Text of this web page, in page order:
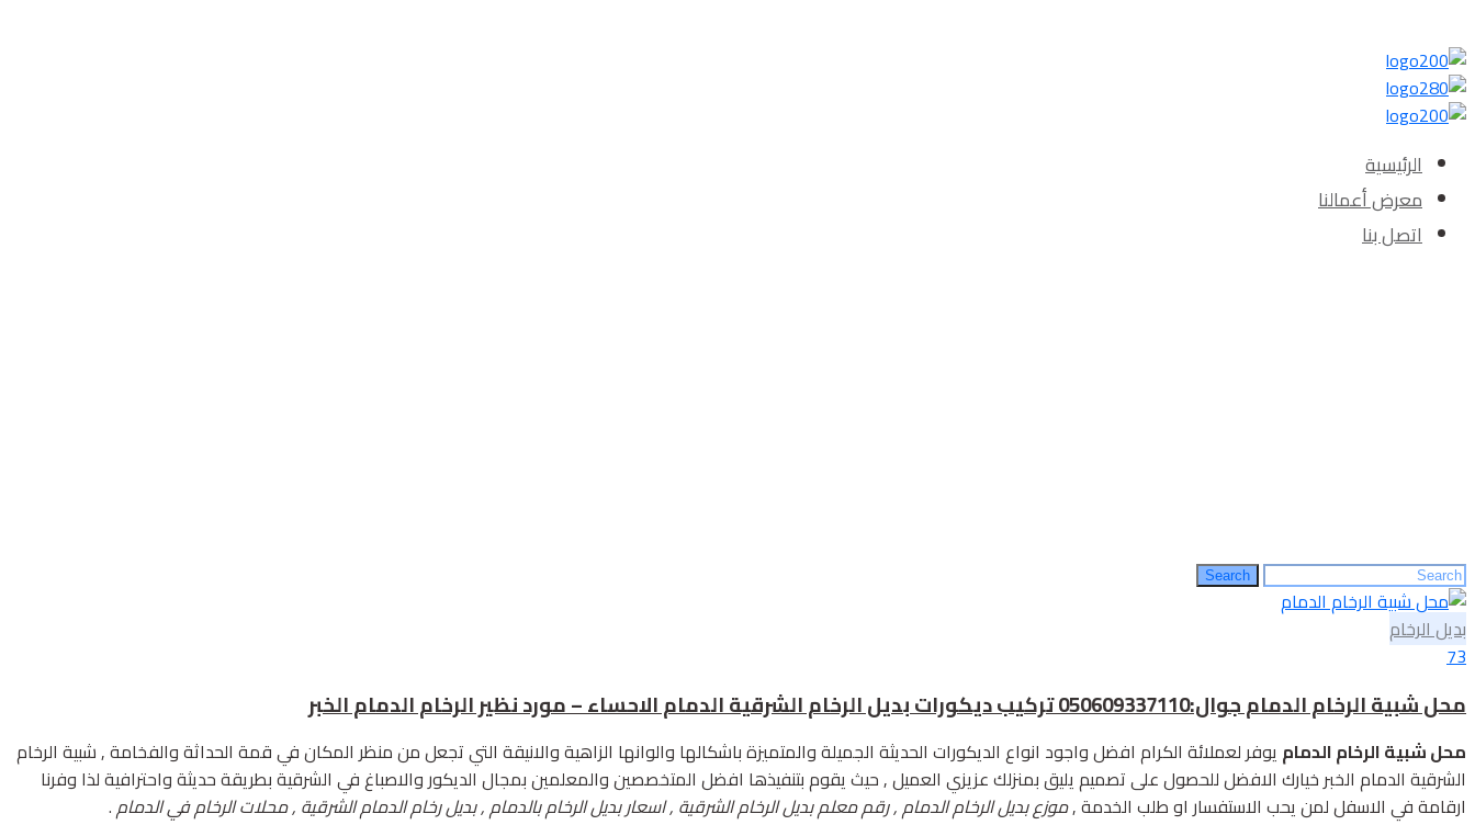
الرئيسية‎
معرض أعمالنا‎‎
اتصل بنا‎‎
Search
for:
Search
بديل الرخام
73
محل شبية الرخام الدمام جوال:050609337110 تركيب ديكورات بديل الرخام الشرقية الدمام الاحساء – مورد نظير الرخام الدمام الخبر
محل شبية الرخام الدمام يوفر لعملائة الكرام افضل واجود انواع الديكورات الحديثة الجميلة والمتميزة باشكالها والوانها الزاهية والانيقة التي تجعل من منظر المكان في قمة الحداثة والفخامة , شبية الرخام
الشرقية الدمام الخبر خيارك الافضل للحصول على تصميم يليق بمنزلك عزيزي العميل , حيث يقوم بتنفيذها افضل المتخصصين والمعلمين بمجال الديكور والاصباغ في الشرقية بطريقة حديثة واحترافية لذا وفرنا
ارقامة في الاسفل لمن يحب الاستفسار او طلب الخدمة ,موزع بديل الرخام الدمام , رقم معلم بديل الرخام الشرقية , اسعار بديل الرخام بالدمام , بديل رخام الدمام الشرقية , محلات الرخام في الدمام.